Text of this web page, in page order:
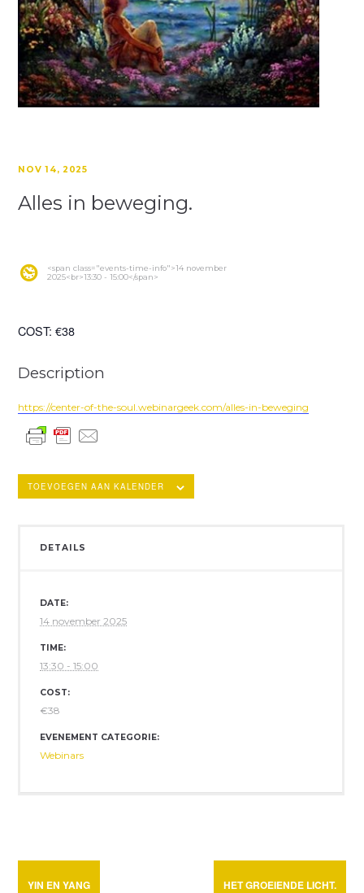
NOV 14, 2025
Alles in beweging.
<span class="events-time-info">14 november
2025<br>13:30 - 15:00</span>
COST:€38
Description
https://center-of-the-soul.webinargeek.com/alles-in-beweging
TOEVOEGEN AAN KALENDER
DETAILS
DATE:
14 november 2025
TIME:
13:30 - 15:00
COST:
€38
EVENEMENT CATEGORIE:
Webinars
YIN EN YANG HET GROEIENDE LICHT.